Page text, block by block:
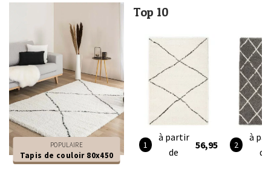
POPULAIRE
Tapis de couloir 80x450
Top 10
à partir
de
56,95
à
de